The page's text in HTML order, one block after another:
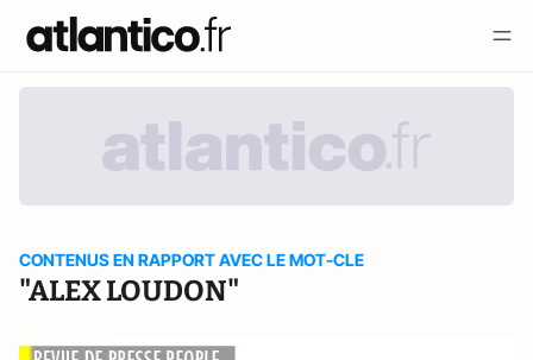
CONTENUS EN RAPPORT AVEC LE MOT-CLE
"ALEX LOUDON"